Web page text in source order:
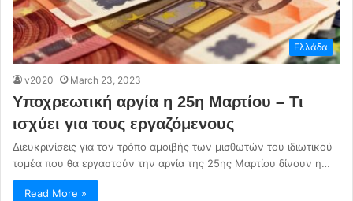
Ελλάδα
v2020 March 23, 2023
Υποχρεωτική αργία η 25η Μαρτίου – Τι
ισχύει για τους εργαζόμενους
Διευκρινίσεις για τον τρόπο αμοιβής των μισθωτών του ιδιωτικού
τομέα που θα εργαστούν την αργία της 25ης Μαρτίου δίνουν η…
Read More »